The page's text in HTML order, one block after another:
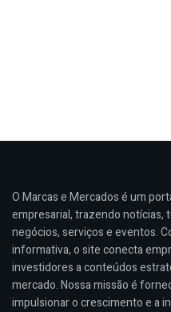
O Marcas e Mercados é um
empresarial, trazendo notícias,
negócios, serviços e eventos.
informativa, o site conecta
investidores a conteúdos
mercado. Nossa missão é
impulsionar o crescimento e a